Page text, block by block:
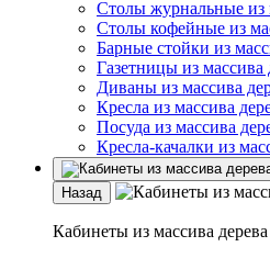
Столы журнальные из
Столы кофейные из
Барные стойки из
Газетницы из массива
Диваны из массива
Кресла из массива
Посуда из массива
Кресла-качалки из
Назад
Кабинеты из массива дерева